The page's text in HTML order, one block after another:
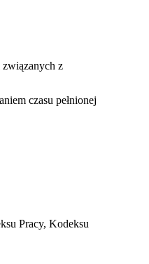
związanych z
czasu pełnionej
Pracy, Kodeksu